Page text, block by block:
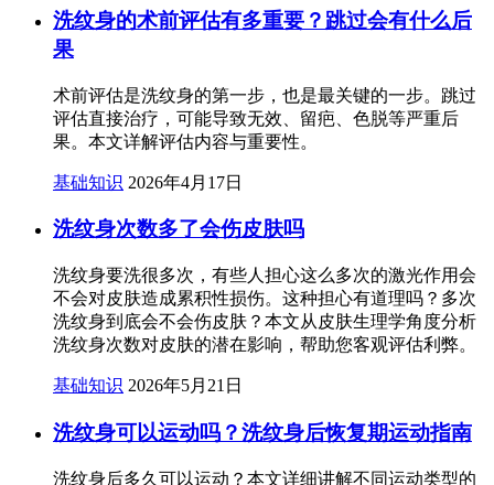
洗纹身的术前评估有多重要？跳过会有什么后
果
术前评估是洗纹身的第一步，也是最关键的一步。跳过
评估直接治疗，可能导致无效、留疤、色脱等严重后
果。本文详解评估内容与重要性。
基础知识 2026年4月17日
洗纹身次数多了会伤皮肤吗
洗纹身要洗很多次，有些人担心这么多次的激光作用会
不会对皮肤造成累积性损伤。这种担心有道理吗？多次
洗纹身到底会不会伤皮肤？本文从皮肤生理学角度分析
洗纹身次数对皮肤的潜在影响，帮助您客观评估利弊。
基础知识 2026年5月21日
洗纹身可以运动吗？洗纹身后恢复期运动指南
洗纹身后多久可以运动？本文详细讲解不同运动类型的